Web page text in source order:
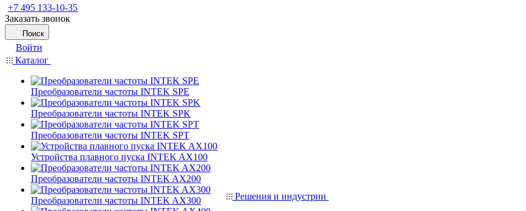
+7 495 133-10-35
Заказать звонок
Поиск
Войти
Каталог
Преобразователи частоты INTEK SPE
Преобразователи частоты INTEK SPK
Преобразователи частоты INTEK SPT
Устройства плавного пуска INTEK AX100
Преобразователи частоты INTEK AX200
Преобразователи частоты INTEK AX300
Решения и индустрии